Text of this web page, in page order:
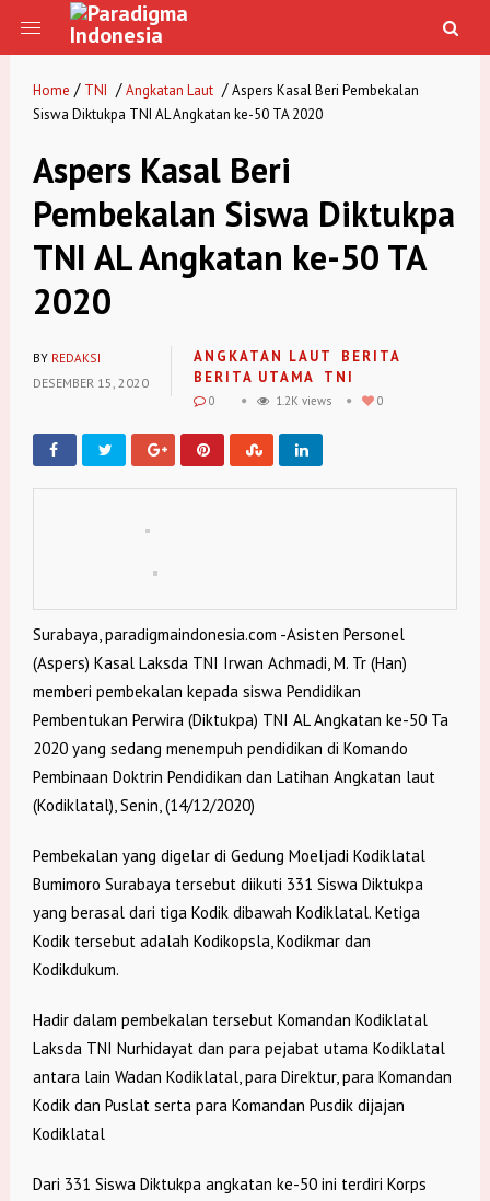
Home / TNI / Angkatan Laut / Aspers Kasal Beri Pembekalan
Siswa Diktukpa TNI AL Angkatan ke-50 TA 2020
Aspers Kasal Beri
Pembekalan Siswa Diktukpa
TNI AL Angkatan ke-50 TA
2020
BY REDAKSI
DESEMBER 15, 2020
ANGKATAN LAUT
BERITA
BERITA UTAMA
TNI
0 1.2K views 0
Surabaya, paradigmaindonesia.com -Asisten Personel
(Aspers) Kasal Laksda TNI Irwan Achmadi, M. Tr (Han)
memberi pembekalan kepada siswa Pendidikan
Pembentukan Perwira (Diktukpa) TNI AL Angkatan ke-50 Ta
2020 yang sedang menempuh pendidikan di Komando
Pembinaan Doktrin Pendidikan dan Latihan Angkatan laut
(Kodiklatal), Senin, (14/12/2020)
Pembekalan yang digelar di Gedung Moeljadi Kodiklatal
Bumimoro Surabaya tersebut diikuti 331 Siswa Diktukpa
yang berasal dari tiga Kodik dibawah Kodiklatal. Ketiga
Kodik tersebut adalah Kodikopsla, Kodikmar dan
Kodikdukum.
Hadir dalam pembekalan tersebut Komandan Kodiklatal
Laksda TNI Nurhidayat dan para pejabat utama Kodiklatal
antara lain Wadan Kodiklatal, para Direktur, para Komandan
Kodik dan Puslat serta para Komandan Pusdik dijajan
Kodiklatal
Dari 331 Siswa Diktukpa angkatan ke-50 ini terdiri Korps